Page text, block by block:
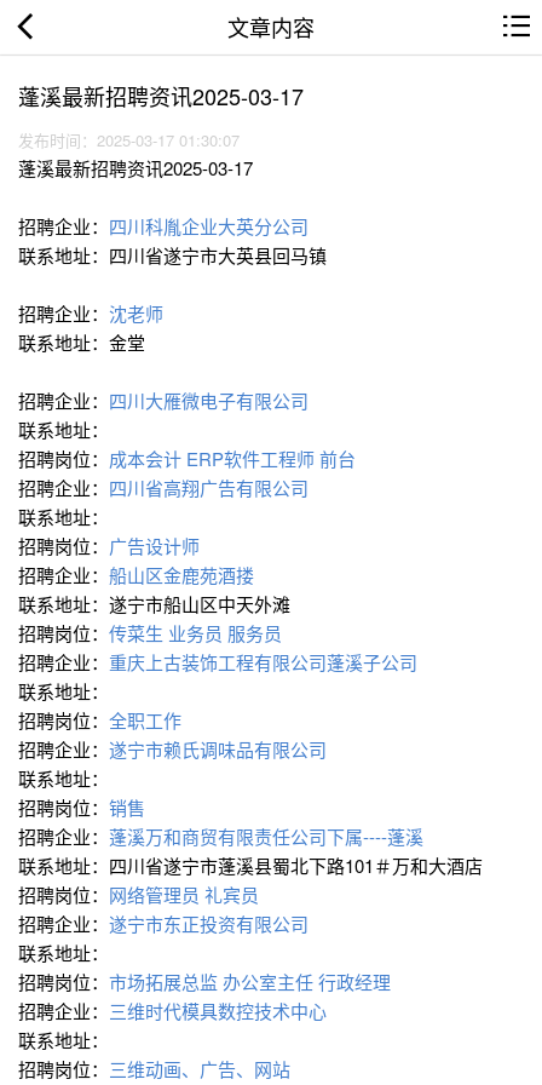
文章内容
蓬溪最新招聘资讯2025-03-17
发布时间：2025-03-17 01:30:07
蓬溪最新招聘资讯2025-03-17
招聘企业： 四川科胤企业大英分公司
联系地址：四川省遂宁市大英县回马镇
招聘企业： 沈老师
联系地址：金堂
招聘企业： 四川大雁微电子有限公司
联系地址：
招聘岗位： 成本会计 ERP软件工程师前台
招聘企业： 四川省高翔广告有限公司
联系地址：
招聘岗位： 广告设计师
招聘企业： 船山区金鹿苑酒搂
联系地址：遂宁市船山区中天外滩
招聘岗位： 传菜生 业务员 服务员
招聘企业： 重庆上古装饰工程有限公司蓬溪子公司
联系地址：
招聘岗位： 全职工作
招聘企业： 遂宁市赖氏调味品有限公司
联系地址：
招聘岗位： 销售
招聘企业： 蓬溪万和商贸有限责任公司下属----蓬溪
联系地址：四川省遂宁市蓬溪县蜀北下路101＃万和大酒店
招聘岗位： 网络管理员 礼宾员
招聘企业： 遂宁市东正投资有限公司
联系地址：
招聘岗位： 市场拓展总监 办公室主任行政经理
招聘企业： 三维时代模具数控技术中心
联系地址：
招聘岗位： 三维动画、广告、网站